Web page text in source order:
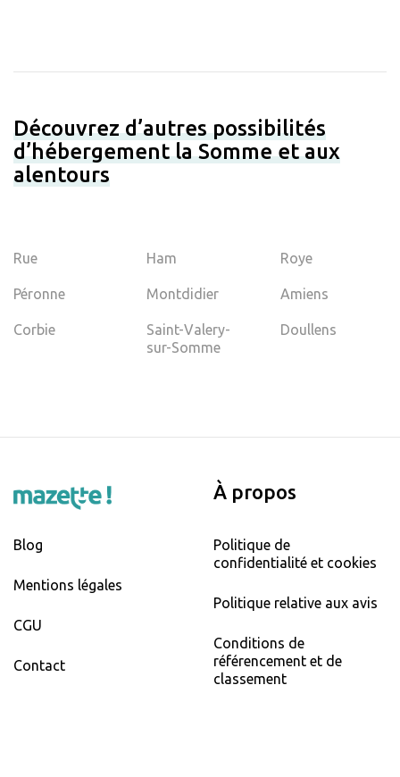
Découvrez d’autres possibilités
d’hébergement la Somme et aux
alentours
Rue Ham Roye
Péronne Montdidier Amiens
Corbie
Saint-Valery-
sur-Somme
Doullens
Blog
Mentions légales
CGU
Contact
À propos
Politique de
confidentialité et cookies
Politique relative aux avis
Conditions de
référencement et de
classement